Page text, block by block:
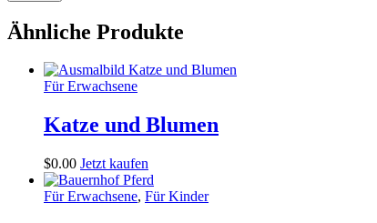
Ähnliche Produkte
Für Erwachsene
Katze und Blumen
$0.00 Jetzt kaufen
Für Erwachsene, Für Kinder